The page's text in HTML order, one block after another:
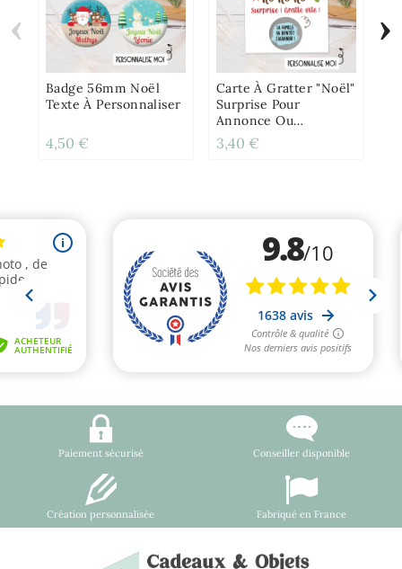
Badge 56mm Noël
Texte À Personnaliser
4,50 €
Carte À Gratter "Noël"
Surprise Pour
Annonce Ou
Demande Originale
3,40 €
‹ ›
Paiement sécurisé Conseiller disponible
Création personnalisée Fabriqué en France